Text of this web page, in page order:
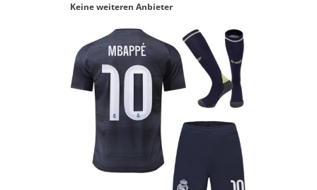
Keine weiteren Anbieter